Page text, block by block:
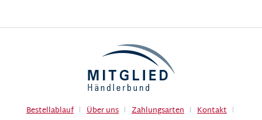
Bestellablauf Über uns Zahlungsarten
Kontakt